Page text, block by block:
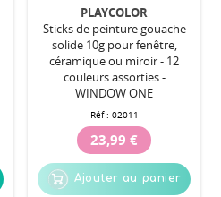
PLAYCOLOR
Sticks de peinture gouache
solide 10g pour fenêtre,
céramique ou miroir - 12
couleurs assorties -
WINDOW ONE
Réf : 02011
23,99 €
Ajouter au panier